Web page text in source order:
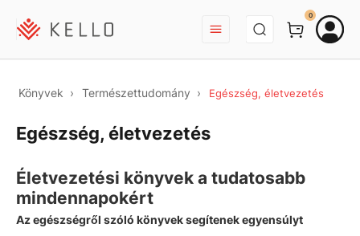
BEJELENTKEZÉS
0
Könyvek Természettudomány Egészség, életvezetés
Egészség, életvezetés
Életvezetési könyvek a tudatosabb
mindennapokért
Az egészségről szóló könyvek segítenek egyensúlyt